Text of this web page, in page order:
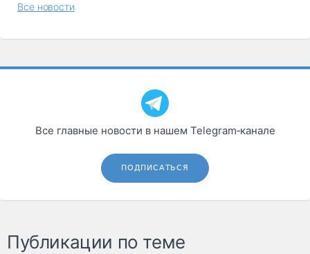
Все новости
Все главные новости в нашем Telegram‑канале
ПОДПИСАТЬСЯ
Публикации по теме